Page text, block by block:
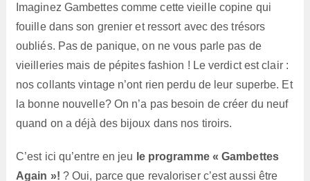
Imaginez Gambettes comme cette vieille copine qui
fouille dans son grenier et ressort avec des trésors
oubliés. Pas de panique, on ne vous parle pas de
vieilleries mais de pépites fashion ! Le verdict est clair :
nos collants vintage n’ont rien perdu de leur superbe. Et
la bonne nouvelle? On n’a pas besoin de créer du neuf
quand on a déjà des bijoux dans nos tiroirs.
C’est ici qu’entre en jeu le programme « Gambettes
Again »! ? Oui, parce que revaloriser c’est aussi être